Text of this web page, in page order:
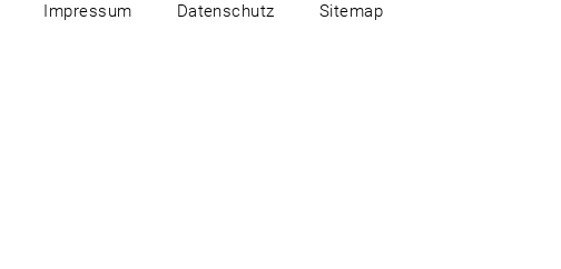
Impressum Datenschutz Sitemap